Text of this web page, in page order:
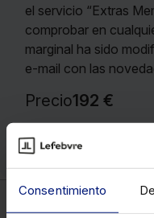
Consentimiento
el servicio “Extras
comprobar en
marginal ha sido
e-mail con las
Precio192 €